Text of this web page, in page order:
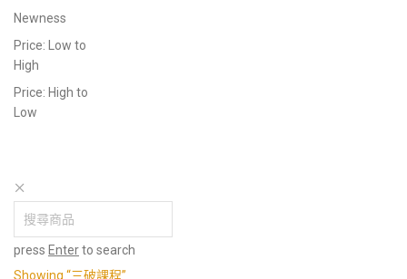
Newness
Price: Low to
High
Price: High to
Low
press Enterto search
Showing “三破課程”